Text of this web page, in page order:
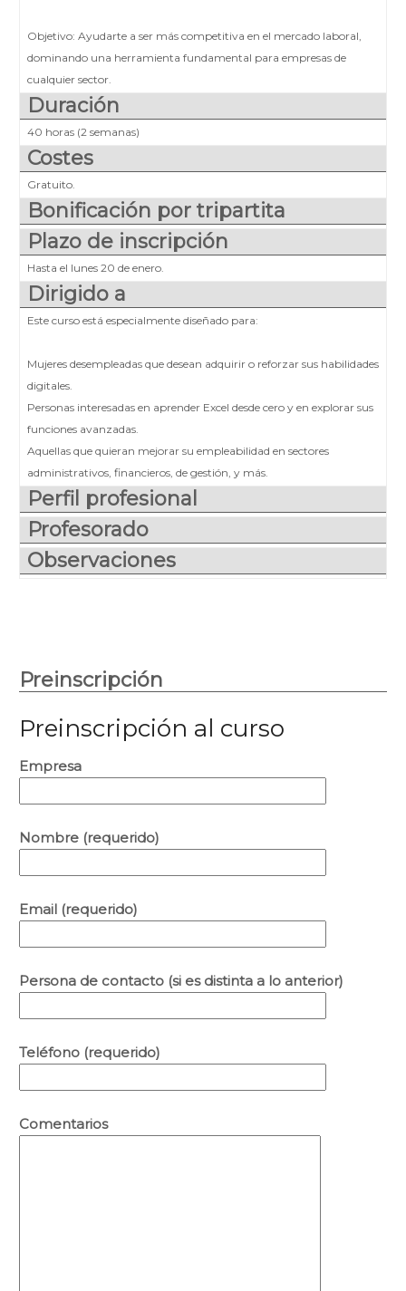
Objetivo: Ayudarte a ser más competitiva en el mercado laboral,
dominando una herramienta fundamental para empresas de
cualquier sector.
Duración
40 horas (2 semanas)
Costes
Gratuito.
Bonificación por tripartita
Plazo de inscripción
Hasta el lunes 20 de enero.
Dirigido a
Este curso está especialmente diseñado para:
Mujeres desempleadas que desean adquirir o reforzar sus habilidades
digitales.
Personas interesadas en aprender Excel desde cero y en explorar sus
funciones avanzadas.
Aquellas que quieran mejorar su empleabilidad en sectores
administrativos, financieros, de gestión, y más.
Perfil profesional
Profesorado
Observaciones
Preinscripción
Preinscripción al curso
Empresa
Nombre (requerido)
Email (requerido)
Persona de contacto (si es distinta a lo anterior)
Teléfono (requerido)
Comentarios